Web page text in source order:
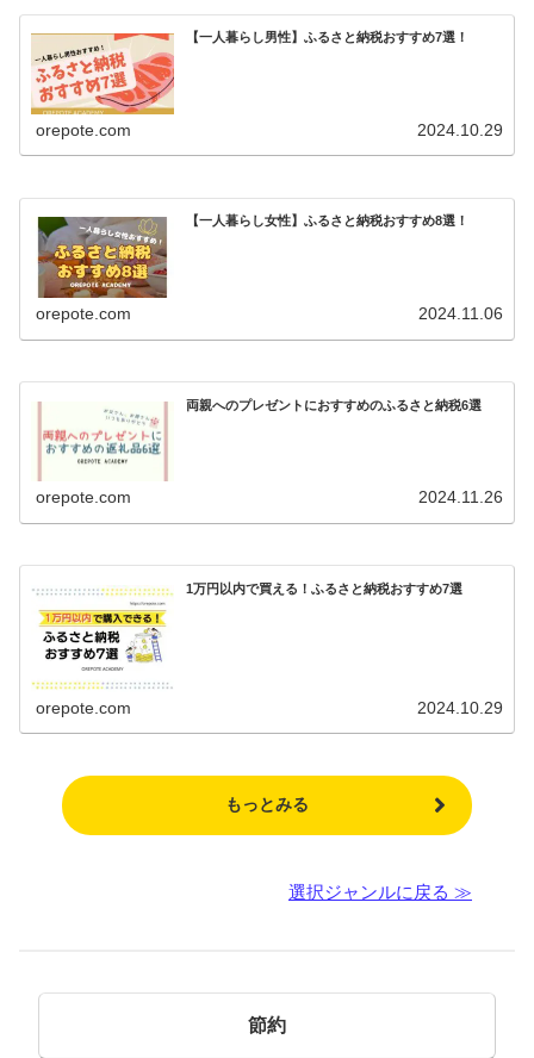
【一人暮らし男性】ふるさと納税おすすめ7選！
orepote.com 2024.10.29
【一人暮らし女性】ふるさと納税おすすめ8選！
orepote.com 2024.11.06
両親へのプレゼントにおすすめのふるさと納税6選
orepote.com 2024.11.26
1万円以内で買える！ふるさと納税おすすめ7選
orepote.com 2024.10.29
もっとみる
選択ジャンルに戻る ≫
節約